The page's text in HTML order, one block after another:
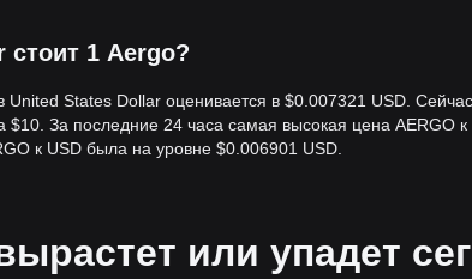
1 Aergo?
States Dollar оценивается в $0.007321 USD.
За последние 24 часа самая высокая цена AERGO к
к USD была на уровне $0.006901 USD.
или упадет